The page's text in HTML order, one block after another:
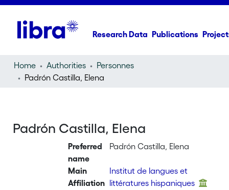
Research Data Publications
Home Authorities
Personnes
Padrón Castilla, Elena
Padrón Castilla, Elena
Preferred
name
Padrón Castilla, Elena
Main
Affiliation
Institut de langues et
littératures hispaniques